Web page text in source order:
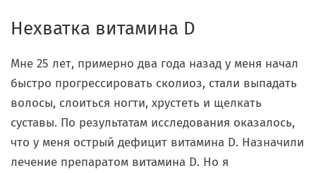
Нехватка витамина D
Мне 25 лет, примерно два года назад у меня начал
быстро прогрессировать сколиоз, стали выпадать
волосы, слоиться ногти, хрустеть и щелкать
суставы. По результатам исследования оказалось,
что у меня острый дефицит витамина D. Назначили
лечение препаратом витамина D. Но я